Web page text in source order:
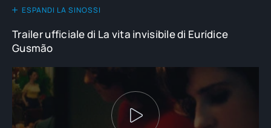
ESPANDI LA SINOSSI
Trailer ufficiale di La vita invisibile di Eurídice
Gusmão